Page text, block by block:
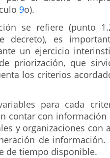
9o).
se refiere (punto
decreto), es
un ejercicio
priorización, que
los criterios
para cada
contar con
y organizaciones con
de información.
de tiempo disponible.